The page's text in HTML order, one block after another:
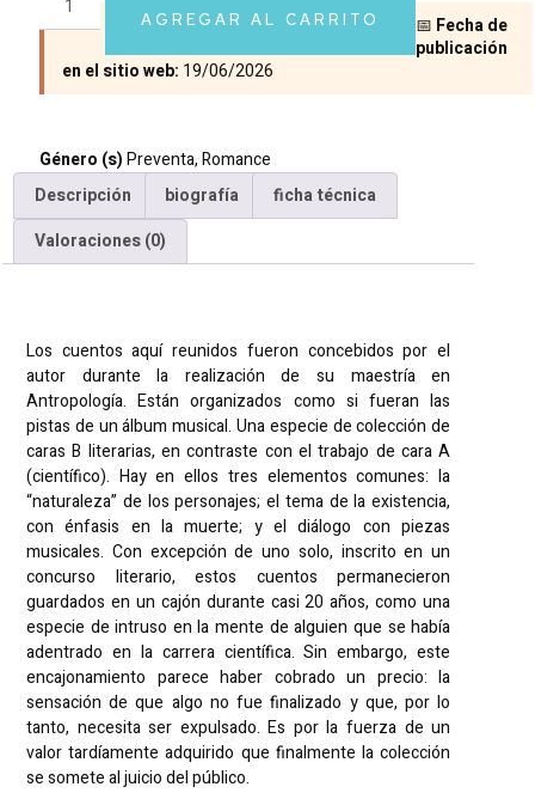
AGREGAR AL CARRITO 📅 Fecha de
publicación
en el sitio web: 19/06/2026
Género (s)Preventa,Romance
Descripción
biografía
ficha técnica
Valoraciones (0)
Los cuentos aquí reunidos fueron concebidos por el
autor durante la realización de su maestría en
Antropología. Están organizados como si fueran las
pistas de un álbum musical. Una especie de colección de
caras B literarias, en contraste con el trabajo de cara A
(científico). Hay en ellos tres elementos comunes: la
“naturaleza” de los personajes; el tema de la existencia,
con énfasis en la muerte; y el diálogo con piezas
musicales. Con excepción de uno solo, inscrito en un
concurso literario, estos cuentos permanecieron
guardados en un cajón durante casi 20 años, como una
especie de intruso en la mente de alguien que se había
adentrado en la carrera científica. Sin embargo, este
encajonamiento parece haber cobrado un precio: la
sensación de que algo no fue finalizado y que, por lo
tanto, necesita ser expulsado. Es por la fuerza de un
valor tardíamente adquirido que finalmente la colección
se somete al juicio del público.